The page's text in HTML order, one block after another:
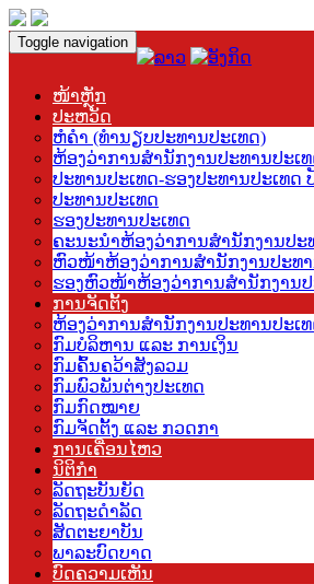
Toggle navigation
ໜ້າຫຼັກ
ປະຫວັດ
ຫໍຄຳ (ທຳນຽບປະທານປະເທດ)
ຫ້ອງວ່າການສຳນັກງານປະທານປະເ
ປະທານປະເທດ-ຮອງປະທານປະເທດ
ປະທານປະເທດ
ຮອງປະທານປະເທດ
ຄະນະນຳຫ້ອງວ່າການສຳນັກງານປະ
ຫົວໜ້າຫ້ອງວ່າການສຳນັກງານປະທາ
ຮອງຫົວໜ້າຫ້ອງວ່າການສຳນັກງານປ
ການຈັດຕັ້ງ
ຫ້ອງວ່າການສຳນັກງານປະທານປະເ
ກົມບໍລິຫານ ແລະ ການເງິນ
ກົມຄົ້ນຄວ້າສັງລວມ
ກົມພົວພັນຕ່າງປະເທດ
ກົມກົດໝາຍ
ກົມຈັດຕັ້ງ ແລະ ກວດກາ
ການເຄື່ອນໄຫວ
ນິຕິກຳ
ລັດຖະບັນຍັດ
ລັດຖະດຳລັດ
ສັດຕະຍາບັນ
ພາລະບົດບາດ
ບົດຄວາມເຫັນ